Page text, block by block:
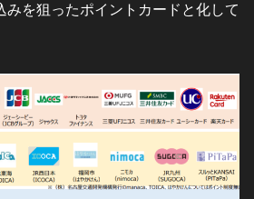
みを狙ったポイントカードと化して